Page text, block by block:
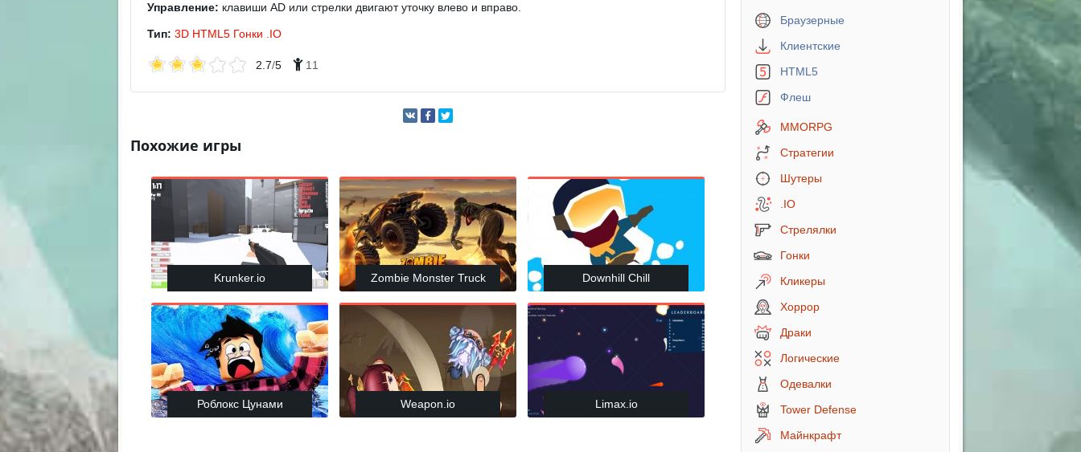
Управление: клавиши AD или стрелки двигают уточку влево и вправо.
Тип: 3D HTML5 Гонки .IO
2.7/5 11
Похожие игры
Krunker.io Zombie Monster Truck Downhill Chill
Роблокс Цунами Weapon.io Limax.io
Браузерные
Клиентские
HTML5
Флеш
MMORPG
Стратегии
Шутеры
.IO
Стрелялки
Гонки
Кликеры
Хоррор
Драки
Логические
Одевалки
Tower Defense
Майнкрафт